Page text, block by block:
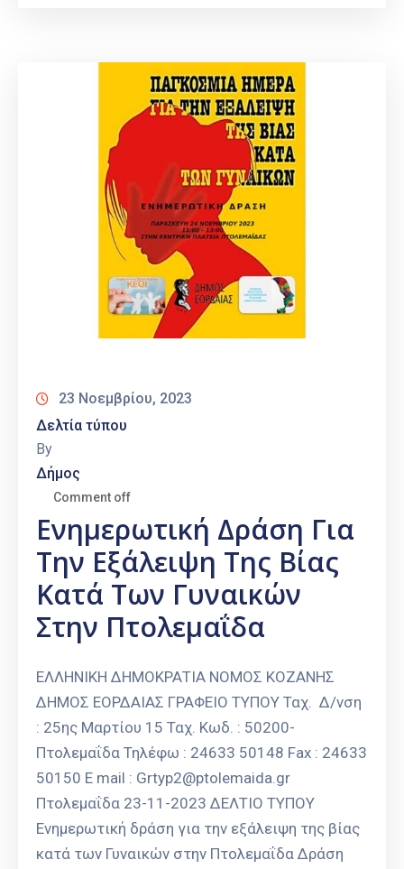
23 Νοεμβρίου, 2023
Δελτία τύπου
By
Δήμος
Comment off
Ενημερωτική Δράση Για
Την Εξάλειψη Της Βίας
Κατά Των Γυναικών
Στην Πτολεμαΐδα
ΕΛΛΗΝΙΚΗ ΔΗΜΟΚΡΑΤΙΑ ΝΟΜΟΣ ΚΟΖΑΝΗΣ
ΔΗΜΟΣ ΕΟΡΔΑΙΑΣ ΓΡΑΦΕΙΟ ΤΥΠΟΥ Ταχ. Δ/νση
: 25ης Μαρτίου 15 Ταχ. Κωδ. : 50200-
Πτολεμαΐδα Τηλέφω : 24633 50148 Fax : 24633
50150 E mail : Grtyp2@ptolemaida.gr
Πτολεμαΐδα 23-11-2023 ΔΕΛΤΙΟ ΤΥΠΟΥ
Ενημερωτική δράση για την εξάλειψη της βίας
κατά των Γυναικών στην Πτολεμαΐδα Δράση